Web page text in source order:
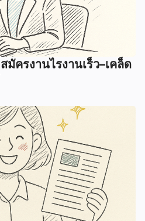
สมัครงานไรงานเร็ว–เคล็ด